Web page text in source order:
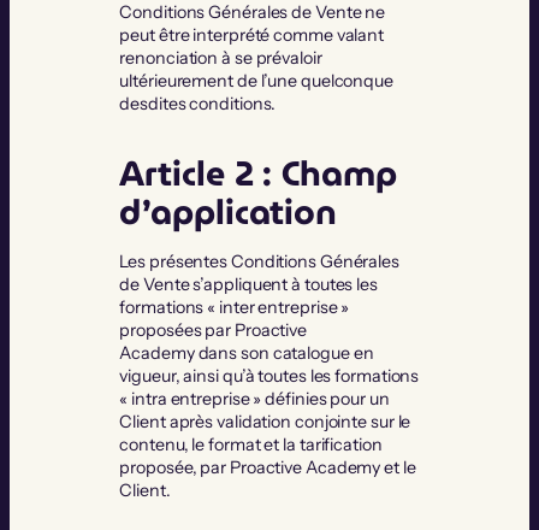
Conditions Générales de Vente ne
peut être interprété comme valant
renonciation à se prévaloir
ultérieurement de l’une quelconque
desdites conditions.
Article 2 : Champ
d’application
Les présentes Conditions Générales
de Vente s’appliquent à toutes les
formations « inter entreprise »
proposées par Proactive
Academy dans son catalogue en
vigueur, ainsi qu’à toutes les formations
« intra entreprise » définies pour un
Client après validation conjointe sur le
contenu, le format et la tarification
proposée, par Proactive Academy et le
Client.